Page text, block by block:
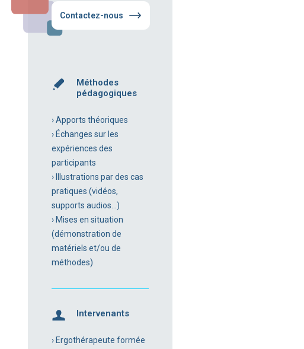
Contactez-nous
Méthodes
pédagogiques
› Apports théoriques
› Échanges sur les
expériences des
participants
› Illustrations par des cas
pratiques (vidéos,
supports audios…)
› Mises en situation
(démonstration de
matériels et/ou de
méthodes)
Intervenants
› Ergothérapeute formée